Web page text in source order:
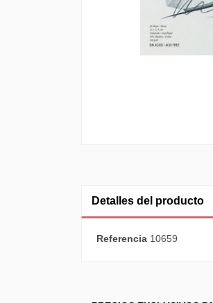
Detalles del producto
Referencia 10659